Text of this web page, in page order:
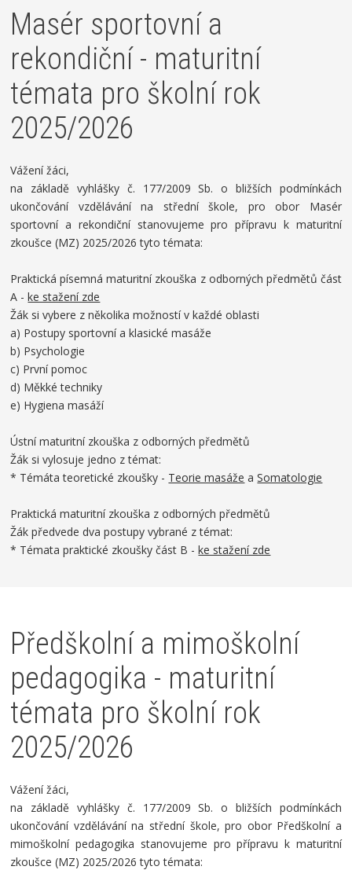
Masér sportovní a
rekondiční - maturitní
témata pro školní rok
2025/2026
Vážení žáci,
na základě vyhlášky č. 177/2009 Sb. o bližších podmínkách
ukončování vzdělávání na střední škole, pro obor Masér
sportovní a rekondiční stanovujeme pro přípravu k maturitní
zkoušce (MZ) 2025/2026 tyto témata:
Praktická písemná maturitní zkouška z odborných předmětů část
A - ke stažení zde
Žák si vybere z několika možností v každé oblasti
a) Postupy sportovní a klasické masáže
b) Psychologie
c) První pomoc
d) Měkké techniky
e) Hygiena masáží
Ústní maturitní zkouška z odborných předmětů
Žák si vylosuje jedno z témat:
* Témáta teoretické zkoušky - Teorie masáže aSomatologie
Praktická maturitní zkouška z odborných předmětů
Žák předvede dva postupy vybrané z témat:
* Témata praktické zkoušky část B -ke stažení zde
Předškolní a mimoškolní
pedagogika - maturitní
témata pro školní rok
2025/2026
Vážení žáci,
na základě vyhlášky č. 177/2009 Sb. o bližších podmínkách
ukončování vzdělávání na střední škole, pro obor Předškolní a
mimoškolní pedagogika stanovujeme pro přípravu k maturitní
zkoušce (MZ) 2025/2026 tyto témata: